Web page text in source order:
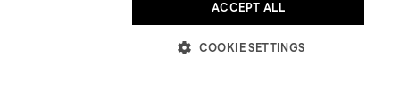
ACCEPT ALL
COOKIE SETTINGS